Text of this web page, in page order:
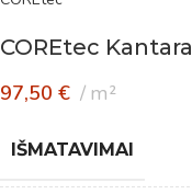
COREtec Kantara
97,50 € m²
IŠMATAVIMAI